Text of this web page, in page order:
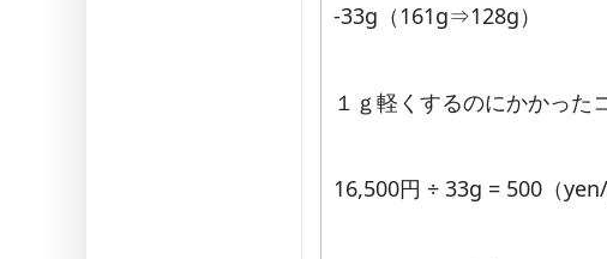
-33g（161g⇒128g）
１ｇ軽くするのにかかった
16,500円 ÷ 33g = 500（yen/